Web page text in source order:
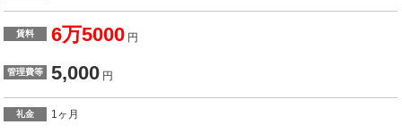
賃料 6万5000 円
管理費等 5,000 円
礼金 1ヶ月